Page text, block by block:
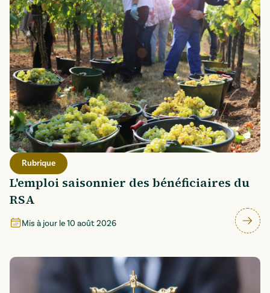
Rubrique
L'emploi saisonnier des bénéficiaires du
RSA
Mis à jour le10 août 2026